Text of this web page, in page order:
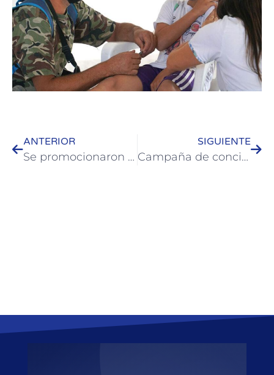
ANTERIOR
Se promocionaron hábitos saludables en la Escuela de Colonia Hugues
SIGUIENTE
Campaña de concientización para la Lucha y Prevención contra el Abuso Infantil